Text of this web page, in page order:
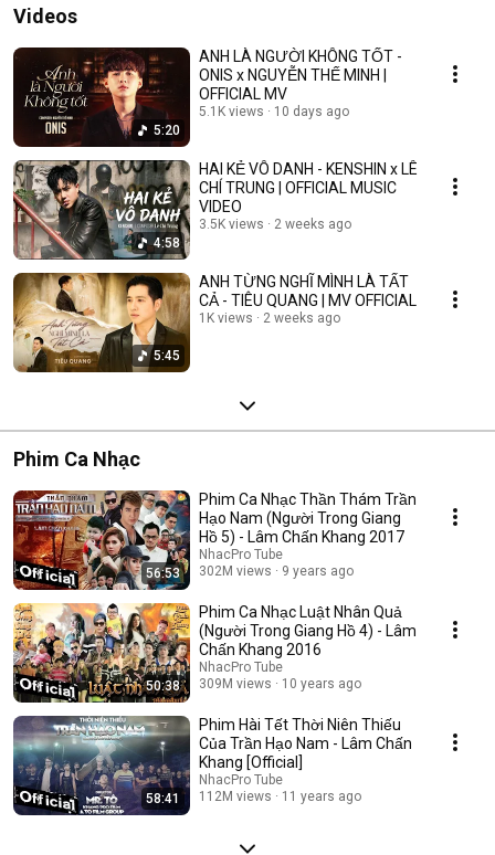
Videos
5:20
ANH LÀ NGƯỜI KHÔNG TỐT -
ONIS x NGUYỄN THẾ MINH |
OFFICIAL MV
5.1K views 10 days ago
4:58
HAI KẺ VÔ DANH - KENSHIN x LÊ
CHÍ TRUNG | OFFICIAL MUSIC
VIDEO
3.5K views 2 weeks ago
5:45
ANH TỪNG NGHĨ MÌNH LÀ TẤT
CẢ - TIÊU QUANG | MV OFFICIAL
1K views 2 weeks ago
Phim Ca Nhạc
56:53
Phim Ca Nhạc Thần Thám Trần
Hạo Nam (Người Trong Giang
Hồ 5) - Lâm Chấn Khang 2017
NhacPro Tube
302M views
9 years ago
50:38
Phim Ca Nhạc Luật Nhân Quả
(Người Trong Giang Hồ 4) - Lâm
Chấn Khang 2016
NhacPro Tube
309M views
10 years ago
58:41
Phim Hài Tết Thời Niên Thiếu
Của Trần Hạo Nam - Lâm Chấn
Khang [Official]
NhacPro Tube
112M views
11 years ago